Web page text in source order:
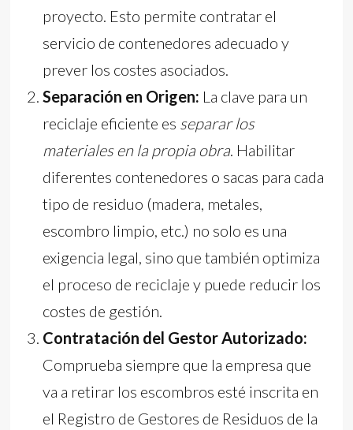
proyecto. Esto permite contratar el
servicio de contenedores adecuado y
prever los costes asociados.
Separación en Origen: La clave para un
reciclaje eficiente es separar los
materiales en la propia obra. Habilitar
diferentes contenedores o sacas para cada
tipo de residuo (madera, metales,
escombro limpio, etc.) no solo es una
exigencia legal, sino que también optimiza
el proceso de reciclaje y puede reducir los
costes de gestión.
Contratación del Gestor Autorizado:
Comprueba siempre que la empresa que
va a retirar los escombros esté inscrita en
el Registro de Gestores de Residuos de la